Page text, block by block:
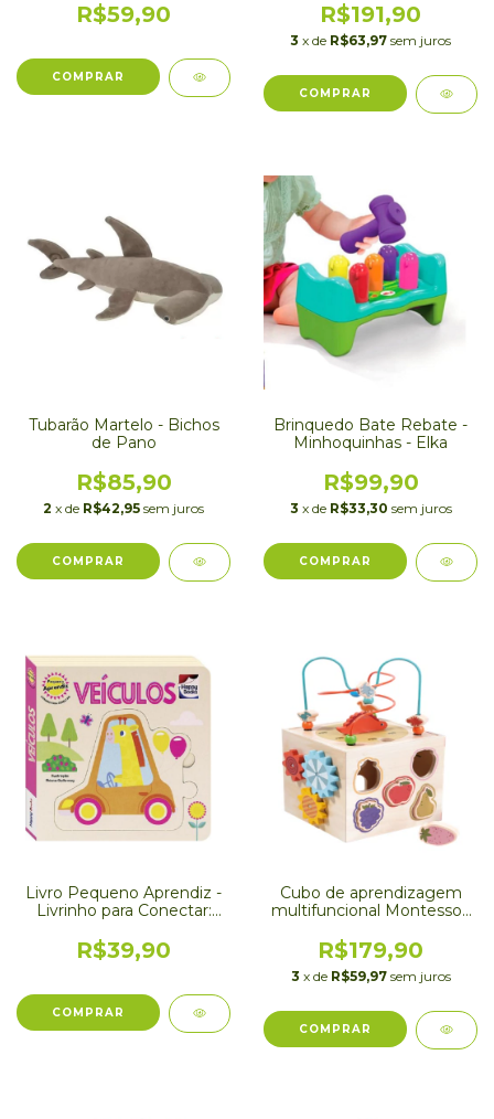
R$59,90 R$191,90
3 x de R$63,97 sem juros
Tubarão Martelo - Bichos
de Pano
R$85,90
2 x de R$42,95 sem juros
Brinquedo Bate Rebate -
Minhoquinhas - Elka
R$99,90
3 x de R$33,30 sem juros
Livro Pequeno Aprendiz -
Livrinho para Conectar:
R$39,90
Cubo de aprendizagem
multifuncional Montessori
R$179,90
3 x de R$59,97 sem juros